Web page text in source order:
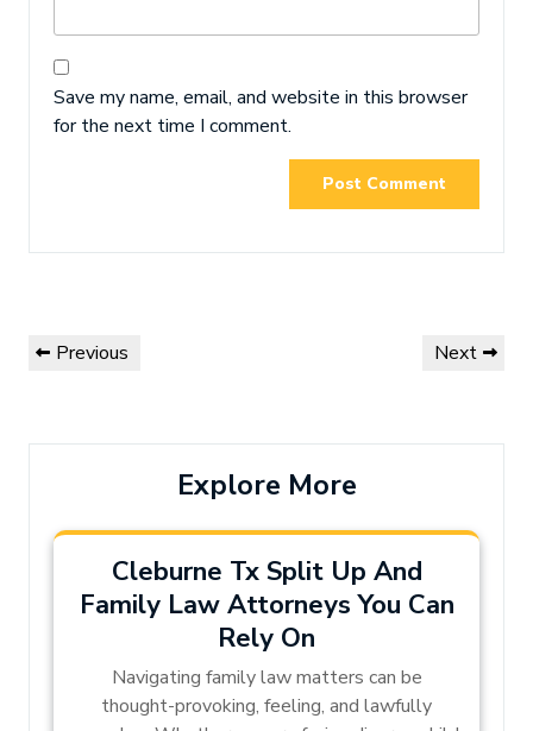
Save my name, email, and website in this browser
for the next time I comment.
Post
navigation
Previous
Previous
Next
Next
Explore More
Cleburne Tx Split Up And
Family Law Attorneys You Can
Rely On
Navigating family law matters can be
thought-provoking, feeling, and lawfully